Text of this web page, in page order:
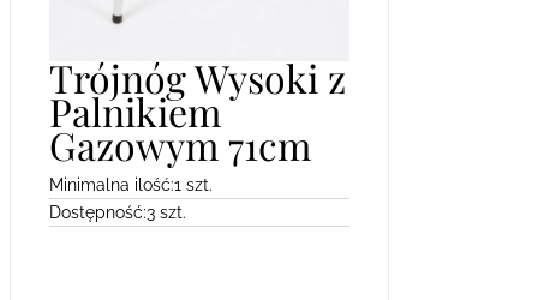
Trójnóg Wysoki z
Palnikiem
Gazowym 71cm
Minimalna ilość:1 szt.
Dostępność:3 szt.